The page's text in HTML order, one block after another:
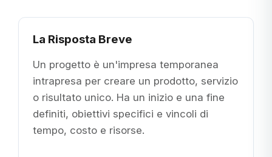
La Risposta Breve
Un progetto è un'impresa temporanea
intrapresa per creare un prodotto, servizio
o risultato unico. Ha un inizio e una fine
definiti, obiettivi specifici e vincoli di
tempo, costo e risorse.